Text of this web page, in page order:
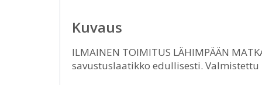
Kuvaus
ILMAINEN TOIMITUS LÄHIMPÄÄN
savustuslaatikko edullisesti.